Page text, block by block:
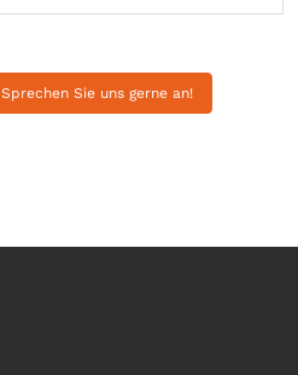
Sie uns gerne an!